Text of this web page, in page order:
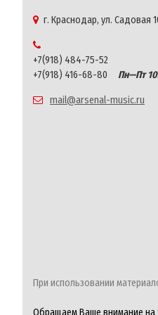
г. Краснодар, ул. Садовая
+7(918) 484-75-52
+7(918) 416-68-80
Пн—Пт
mail@arsenal-music.ru
При использовании
Обращаем Ваше внимание на